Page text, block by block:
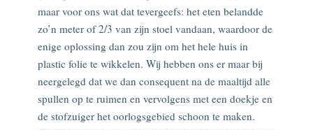
maar voor ons wat dat tevergeefs: het eten belandde
zo’n meter of 2/3 van zijn stoel vandaan, waardoor de
enige oplossing dan zou zijn om het hele huis in
plastic folie te wikkelen. Wij hebben ons er maar bij
neergelegd dat we dan consequent na de maaltijd alle
spullen op te ruimen en vervolgens met een doekje en
de stofzuiger het oorlogsgebied schoon te maken.